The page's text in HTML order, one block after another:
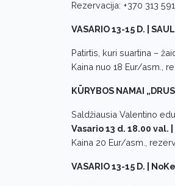
Rezervacija: +370 313
VASARIO 13-15 D. |
Patirtis, kuri suartina –
Kaina nuo 18 Eur/asm.,
KŪRYBOS NAMAI
Saldžiausia Valentino
Vasario 13 d. 18.00 val.
Kaina 20 Eur/asm.,
VASARIO 13-15 D. |